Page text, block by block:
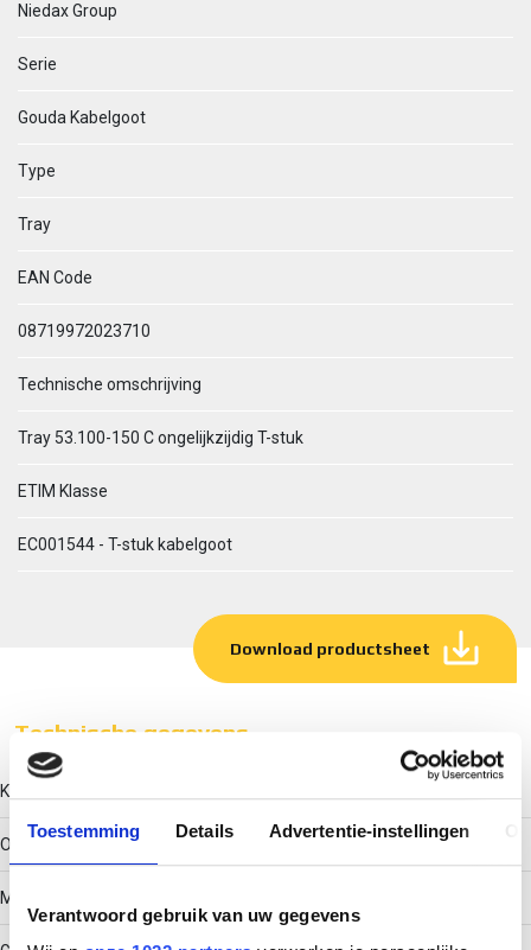
Toestemming Details Advertentie-instellingen
Verantwoord gebruik van uw gegevens
Niedax Group
Serie
Gouda Kabelgoot
Type
Tray
EAN Code
08719972023710
Technische omschrijving
Tray 53.100-150 C ongelijkzijdig T-stuk
ETIM Klasse
EC001544 - T-stuk kabelgoot
Download productsheet
Technische gegevens
Kleur
Overig
Model